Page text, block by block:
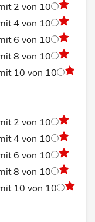
2 von 10
4 von 10
6 von 10
8 von 10
10 von 10
2 von 10
4 von 10
6 von 10
8 von 10
10 von 10